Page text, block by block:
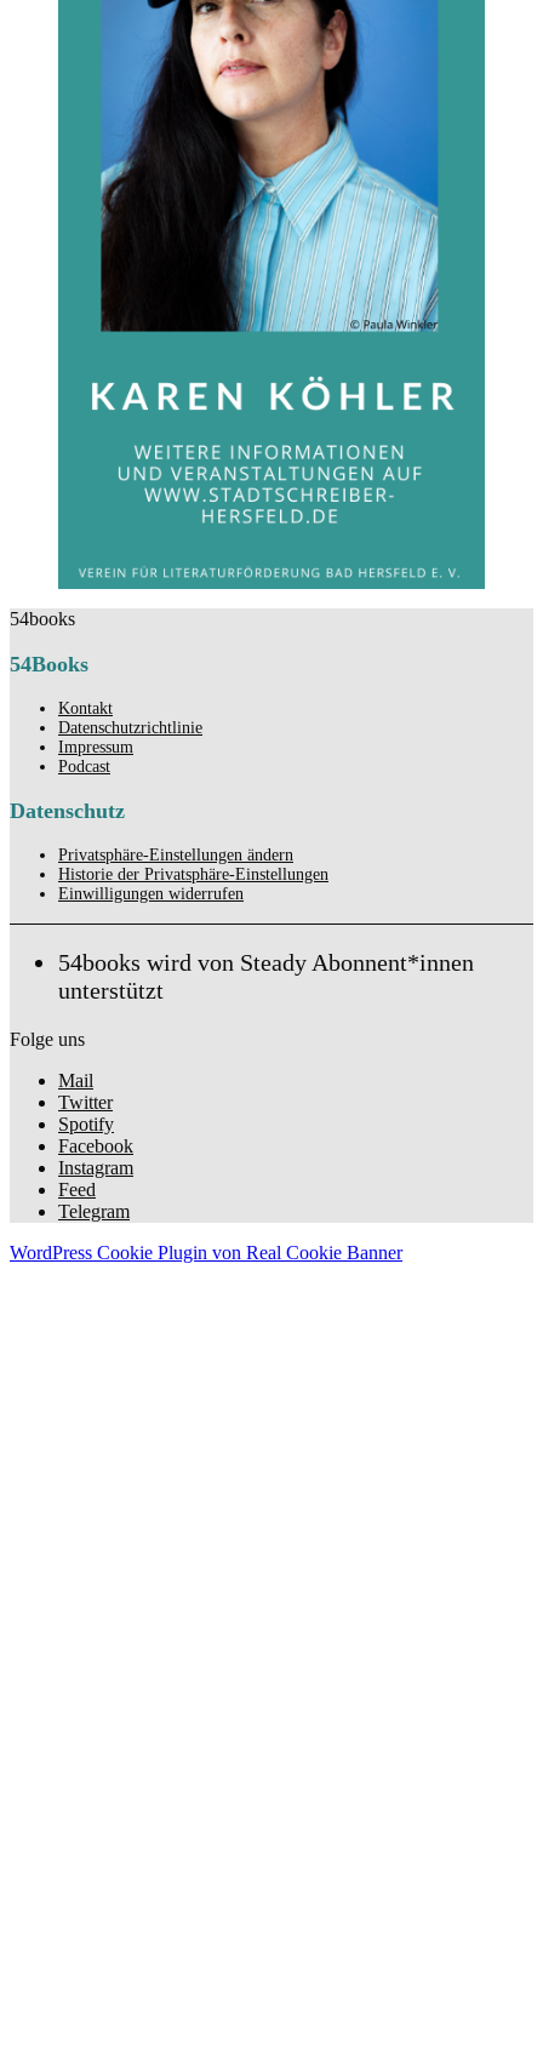
54books
54Books
Kontakt
Datenschutzrichtlinie
Impressum
Podcast
Datenschutz
Privatsphäre-Einstellungen ändern
Historie der Privatsphäre-Einstellungen
Einwilligungen widerrufen
54books wird von Steady Abonnent*innen
unterstützt
Folge uns
Mail
Twitter
Spotify
Facebook
Instagram
Feed
Telegram
WordPress Cookie Plugin von Real Cookie Banner